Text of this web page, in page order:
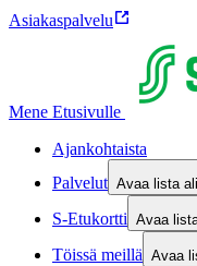
Asiakaspalvelu
Mene Etusivulle
Ajankohtaista
Palvelut Avaa lista
S-Etukortti Avaa
Töissä meillä Avaa